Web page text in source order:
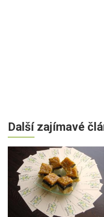
Další zajímavé